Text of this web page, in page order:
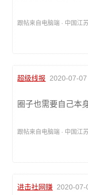
跟帖来自电脑端 · 中国江
超级线报 2020-07-
圈子也需要自己本
跟帖来自电脑端 · 中国江
进击社网赚 2020-07-